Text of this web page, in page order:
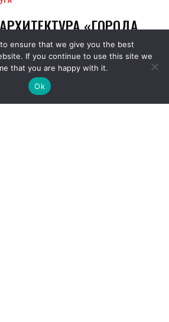
ensure that we give you the best
If you continue to use this site we
that you are happy with it.
Ok